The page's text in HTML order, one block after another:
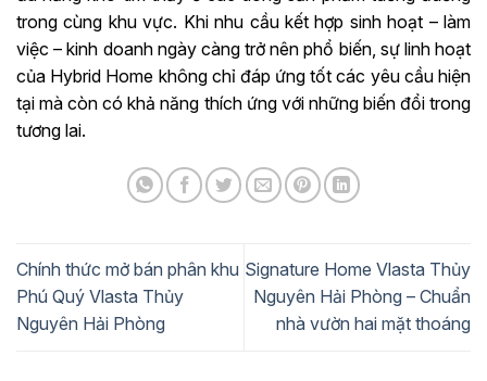
trong cùng khu vực. Khi nhu cầu kết hợp sinh hoạt – làm
việc – kinh doanh ngày càng trở nên phổ biến, sự linh hoạt
của Hybrid Home không chỉ đáp ứng tốt các yêu cầu hiện
tại mà còn có khả năng thích ứng với những biến đổi trong
tương lai.
Chính thức mở bán phân khu
Phú Quý Vlasta Thủy
Nguyên Hải Phòng
Signature Home Vlasta Thủy
Nguyên Hải Phòng – Chuẩn
nhà vườn hai mặt thoáng